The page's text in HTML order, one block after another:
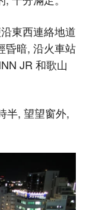
東西連絡地道
昏暗, 沿火車站
JR 和歌山
半, 望望窗外,